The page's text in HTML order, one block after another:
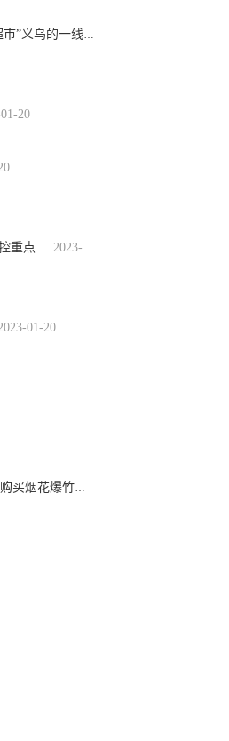
世界看点：新春走基层丨“人流货流动起来，熟悉的节奏回来了”——来自“世界超市”义乌的一线观察
20
重点
2023-01-20
01-20
湖南省消保委提示：警惕糖果式摔炮，不要在无证摊点、微信朋友圈等非法渠道购买烟花爆竹